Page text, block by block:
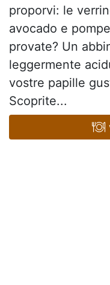
proporvi: le
avocado e
provate? Un
leggermente
vostre papille
Scoprite...